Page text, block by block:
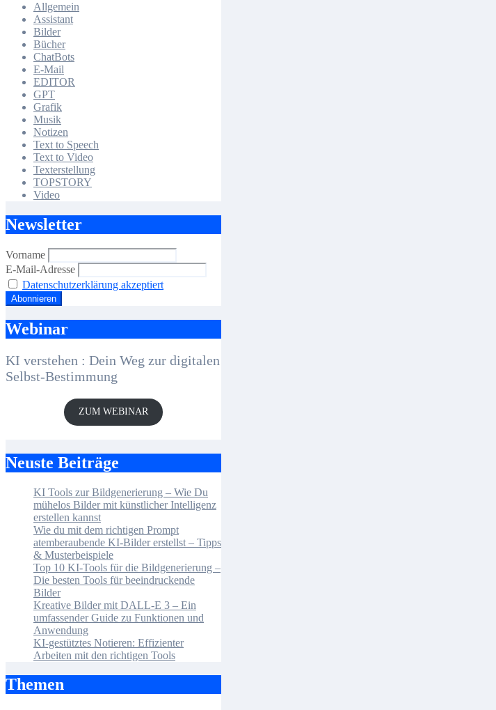
Allgemein
Assistant
Bilder
Bücher
ChatBots
E-Mail
EDITOR
GPT
Grafik
Musik
Notizen
Text to Speech
Text to Video
Texterstellung
TOPSTORY
Video
Newsletter
Vorname
E-Mail-Adresse
Datenschutzerklärung akzeptiert
Webinar
KI verstehen : Dein Weg zur digitalen
Selbst-Bestimmung
ZUM WEBINAR
Neuste Beiträge
KI Tools zur Bildgenerierung – Wie Du
mühelos Bilder mit künstlicher Intelligenz
erstellen kannst
Wie du mit dem richtigen Prompt
atemberaubende KI-Bilder erstellst – Tipps
& Musterbeispiele
Top 10 KI-Tools für die Bildgenerierung –
Die besten Tools für beeindruckende
Bilder
Kreative Bilder mit DALL-E 3 – Ein
umfassender Guide zu Funktionen und
Anwendung
KI-gestütztes Notieren: Effizienter
Arbeiten mit den richtigen Tools
Themen